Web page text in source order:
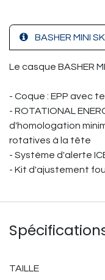
BASHER MINI
Le casque BASHER
- Coque : EPP avec
- ROTATIONAL
d'homologation
rotatives à la tête
- Système d'alerte
- Kit d'ajustement
TAILLE